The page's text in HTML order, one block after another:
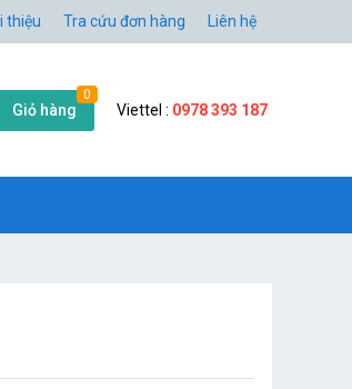
thiệu Tra cứu đơn hàng Liên hệ
Giỏ hàng
0
Viettel : 0978 393 187